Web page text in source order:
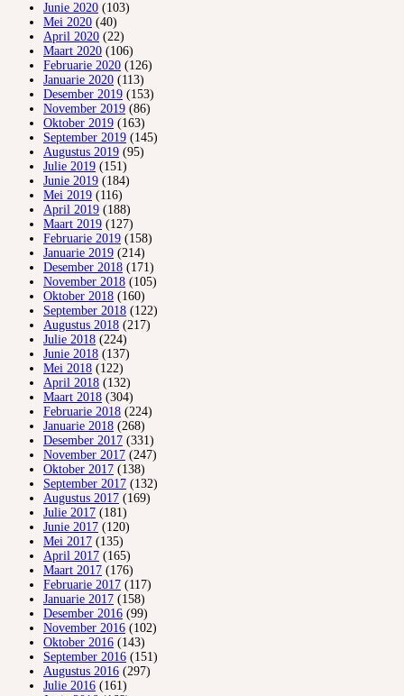
Junie 2020 (103)
Mei 2020 (40)
April 2020 (22)
Maart 2020 (106)
Februarie 2020 (126)
Januarie 2020 (113)
Desember 2019 (153)
November 2019 (86)
Oktober 2019 (163)
September 2019 (145)
Augustus 2019 (95)
Julie 2019 (151)
Junie 2019 (184)
Mei 2019 (116)
April 2019 (188)
Maart 2019 (127)
Februarie 2019 (158)
Januarie 2019 (214)
Desember 2018 (171)
November 2018 (105)
Oktober 2018 (160)
September 2018 (122)
Augustus 2018 (217)
Julie 2018 (224)
Junie 2018 (137)
Mei 2018 (122)
April 2018 (132)
Maart 2018 (304)
Februarie 2018 (224)
Januarie 2018 (268)
Desember 2017 (331)
November 2017 (247)
Oktober 2017 (138)
September 2017 (132)
Augustus 2017 (169)
Julie 2017 (181)
Junie 2017 (120)
Mei 2017 (135)
April 2017 (165)
Maart 2017 (176)
Februarie 2017 (117)
Januarie 2017 (158)
Desember 2016 (99)
November 2016 (102)
Oktober 2016 (143)
September 2016 (151)
Augustus 2016 (297)
Julie 2016 (161)